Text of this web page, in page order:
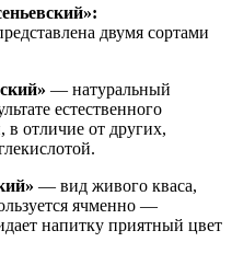
двумя сортами
— натуральный
естественного
отличие от других,
— вид живого кваса,
ячменно —
напитку приятный цвет